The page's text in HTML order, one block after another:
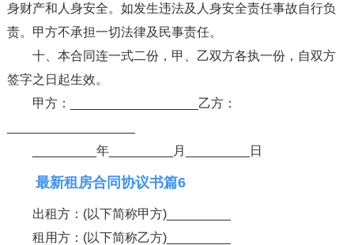
身财产和人身安全。如发生违法及人身安全责任事故自行负
责。甲方不承担一切法律及民事责任。
十、本合同连一式二份，甲、乙双方各执一份，自双方
签字之日起生效。
甲方：__________________乙方：
_________年_________月_________日
最新租房合同协议书篇6
出租方：(以下简称甲方)_________
租用方：(以下简称乙方)_________